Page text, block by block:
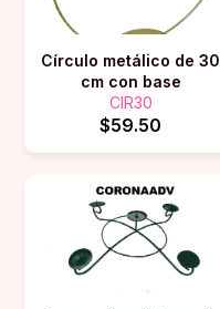
Círculo metálico de 30
cm con base
CIR30
$59.50